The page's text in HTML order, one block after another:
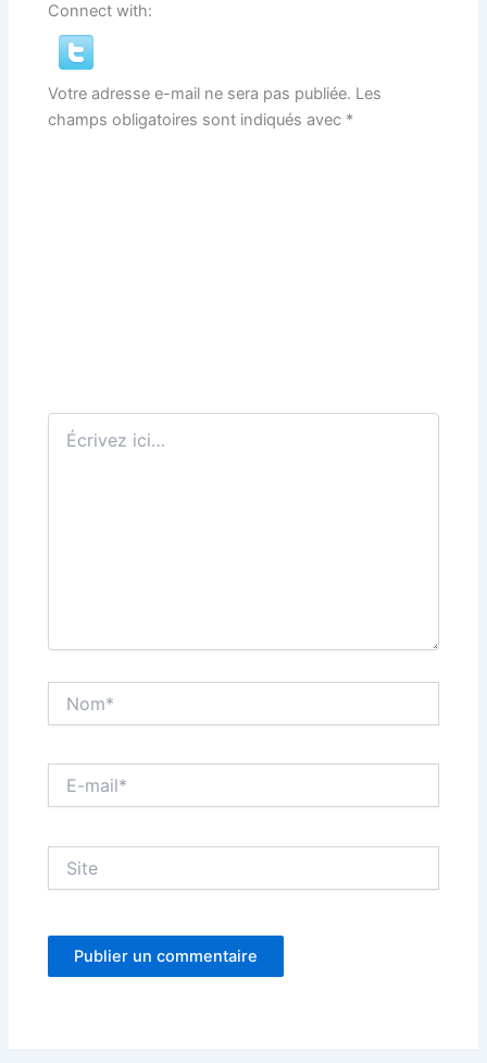
Connect with:
Votre adresse e-mail ne sera pas publiée. Les
champs obligatoires sont indiqués avec *
Écrivez
ici…
mail*